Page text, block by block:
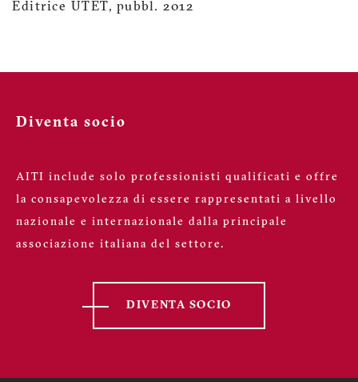
Editrice UTET, pubbl. 2012
Diventa socio
AITI include solo professionisti qualificati e offre
la consapevolezza di essere rappresentati a livello
nazionale e internazionale dalla principale
associazione italiana del settore.
DIVENTA SOCIO